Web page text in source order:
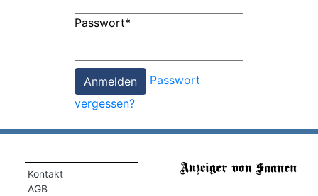
Passwort*
Passwort
vergessen?
Kontakt
AGB